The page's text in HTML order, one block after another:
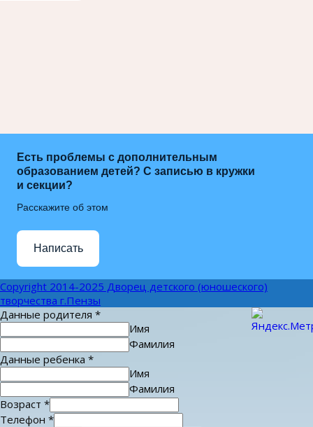
Есть проблемы с дополнительным
образованием детей? С записью в кружки
и секции?
Расскажите об этом
Написать
Copyright 2014-2025 Дворец детского (юношеского)
творчества г.Пензы
Данные родителя *
Имя
Фамилия
Данные ребенка *
Имя
Фамилия
Возраст *
Телефон *